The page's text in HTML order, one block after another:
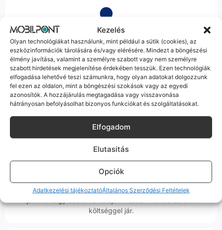
Kezelés
Olyan technológiákat használunk, mint például a sütik (cookies), az
eszközinformációk tárolására és/vagy elérésére. Mindezt a böngészési
élmény javítása, valamint a személyre szabott vagy nem személyre
szabott hirdetések megjelenítése érdekében tesszük. Ezen technológiák
elfogadása lehetővé teszi számunkra, hogy olyan adatokat dolgozzunk
fel ezen az oldalon, mint a böngészési szokások vagy az egyedi
azonosítók. A hozzájárulás megtagadása vagy visszavonása
hátrányosan befolyásolhat bizonyos funkciókat és szolgáltatásokat.
Elfogadom
Elutasitás
Opciók
Adatkezelési tájékoztatóÁltalános Szerződési Feltételek
Korrekt Ügyintézés
Hibázni emberi dolog, de a felelősségvállalás nálunk alap.
Ha ritkán előfordul egy hiba, nem kifogásokat keresünk,
hanem megoldást. Szakértő kollégáink azonnal kézbe
veszik az ügyedet.
Ingyenes Futár & Szerviz
probléma esetén küldjük a futárt, bevizsgáljuk a telefont, és
költséggel jár.